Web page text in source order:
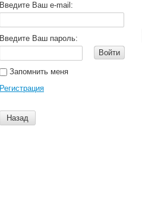
Введите Ваш e-mail:
Введите Ваш пароль:
Войти
Запомнить меня
Регистрация
Назад